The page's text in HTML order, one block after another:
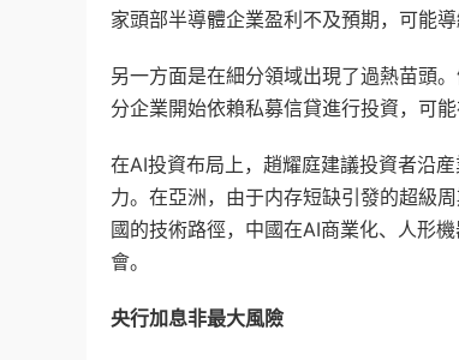
家頭部半導體企業盈利不及預期，可能導
另一方面是在細分領域出現了過熱苗頭
分企業開始依賴私募信貸進行投資，可
在AI投資布局上，趙耀庭建議投資者沿
力。在亞洲，由于内存短缺引發的超級
國的技術路徑，中國在AI商業化、人形
會。
央行加息非最大風險